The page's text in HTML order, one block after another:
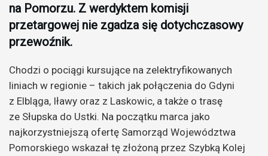
na Pomorzu. Z werdyktem komisji
przetargowej nie zgadza się dotychczasowy
przewoźnik.
Chodzi o pociągi kursujące na zelektryfikowanych
liniach w regionie – takich jak połączenia do Gdyni
z Elbląga, Iławy oraz z Laskowic, a także o trasę
ze Słupska do Ustki. Na początku marca jako
najkorzystniejszą ofertę Samorząd Województwa
Pomorskiego wskazał tę złożoną przez Szybką Kolej